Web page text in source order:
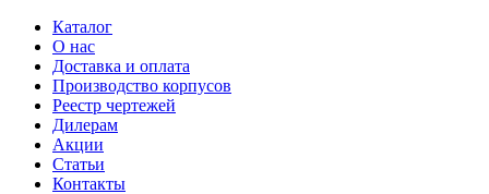
Каталог
О нас
Доставка и оплата
Производство корпусов
Реестр чертежей
Дилерам
Акции
Статьи
Контакты